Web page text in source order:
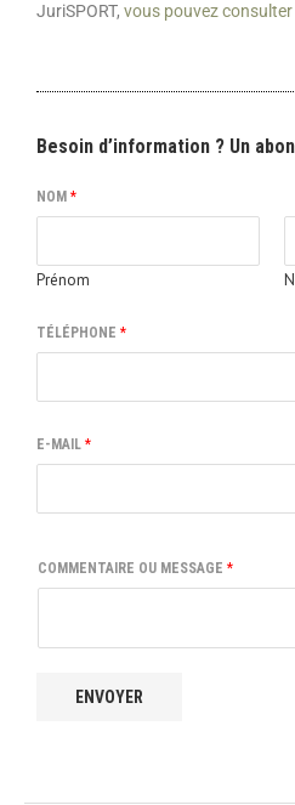
JuriSPORT, vous pouvez
Besoin d’information ? Un
NOM *
Prénom
TÉLÉPHONE *
E-MAIL *
COMMENTAIRE OU MESSAGE *
ENVOYER